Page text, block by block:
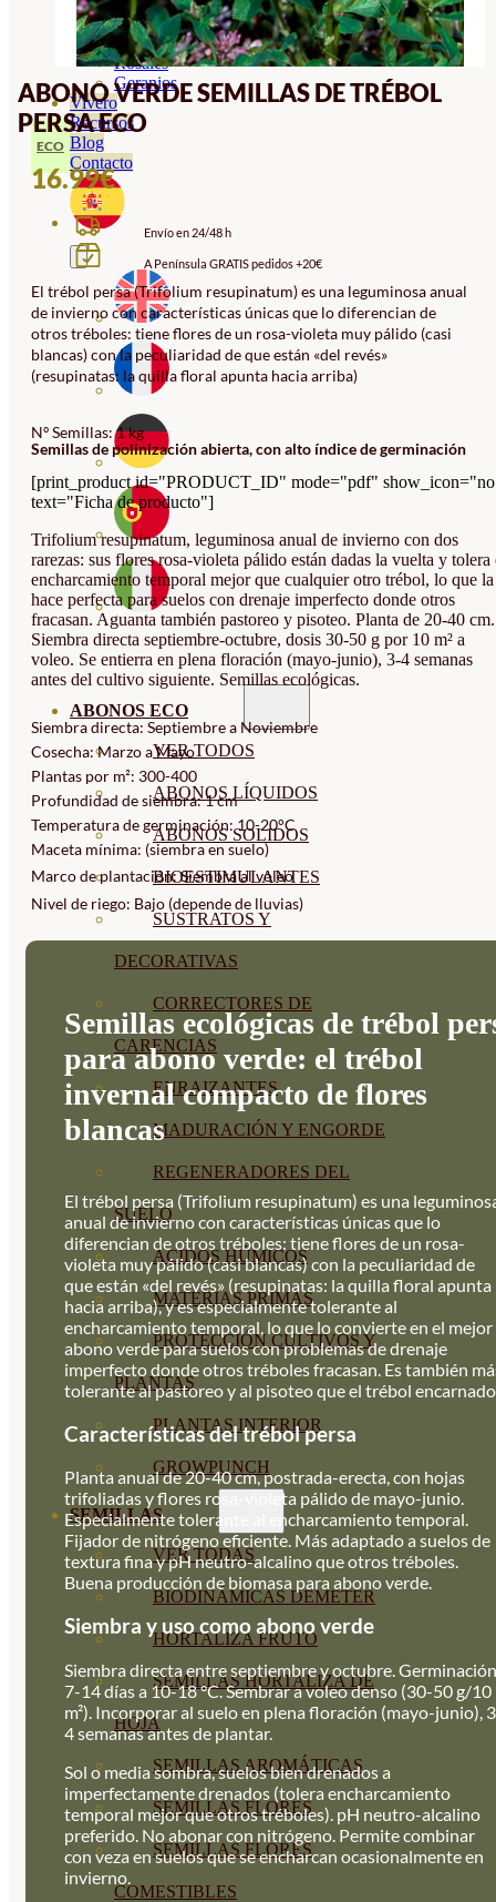
Ornamentales
Hortensias
Rosales
Geranios
Vivero
Recursos
Blog
Contacto
ABONOS ECO
VER TODOS
ABONOS LÍQUIDOS
ABONOS SOLIDOS
BIOESTIMULANTES
SUSTRATOS Y
DECORATIVAS
CORRECTORES DE
CARENCIAS
ENRAIZANTES
MADURACIÓN Y ENGORDE
REGENERADORES DEL
SUELO
ÁCIDOS HÚMICOS
MATERIAS PRIMAS
PROTECCIÓN CULTIVOS Y
PLANTAS
PLANTAS INTERIOR
GROWPUNCH
SEMILLAS
VER TODAS
BIODINÁMICAS DEMETER
HORTALIZA FRUTO
SEMILLAS HORTALIZA DE
HOJA
SEMILLAS AROMÁTICAS
SEMILLAS FLORES
SEMILLAS FLORES
COMESTIBLES
ABONO VERDE SEMILLAS DE TRÉBOL
PERSA ECO
ECO
16.99€
Envío en 24/48 h
A Península GRATIS pedidos +20€
El trébol persa (Trifolium resupinatum) es una leguminosa anual
de invierno con características únicas que lo diferencian de
otros tréboles: tiene flores de un rosa-violeta muy pálido (casi
blancas) con la peculiaridad de que están «del revés»
(resupinatas: la quilla floral apunta hacia arriba)
Nº Semillas: 1 kg
Semillas de polinización abierta, con alto índice de germinación
[print_product id="PRODUCT_ID" mode="pdf"
text="Ficha de producto"]
Trifolium resupinatum, leguminosa anual de invierno con dos
rarezas: sus flores rosa-violeta pálido están dadas la vuelta y tolera
encharcamiento temporal mejor que cualquier otro trébol, lo que la
hace perfecta para suelos con drenaje imperfecto donde otros
fracasan. Aguanta también pastoreo y pisoteo. Planta de 20-40 cm.
Siembra directa septiembre-octubre, dosis 30-50 g por 10 m² a
voleo. Se entierra en plena floración (mayo-junio), 3-4 semanas
antes del cultivo siguiente. Semillas ecológicas.
Siembra directa: Septiembre a Noviembre
Cosecha: Marzo a Mayo
Plantas por m²: 300-400
Profundidad de siembra: 1 cm
Temperatura de germinación: 10-20°C
Maceta mínima: (siembra en suelo)
Marco de plantación: Siembra al voleo
Nivel de riego: Bajo (depende de lluvias)
Semillas ecológicas de trébol
para abono verde: el trébol
invernal compacto de flores
blancas
El trébol persa (Trifolium resupinatum) es una
anual de invierno con características únicas que lo
diferencian de otros tréboles: tiene flores de un rosa-
violeta muy pálido (casi blancas) con la peculiaridad de
que están «del revés» (resupinatas: la quilla floral apunta
hacia arriba), y es especialmente tolerante al
encharcamiento temporal, lo que lo convierte en el mejor
abono verde para suelos con problemas de drenaje
imperfecto donde otros tréboles fracasan. Es también
tolerante al pastoreo y al pisoteo que el trébol
Características del trébol persa
Planta anual de 20-40 cm, postrada-erecta, con hojas
trifoliadas y flores rosa-violeta pálido de mayo-junio.
Especialmente tolerante al encharcamiento temporal.
Fijador de nitrógeno eficiente. Más adaptado a suelos de
textura fina y pH neutro-alcalino que otros tréboles.
Buena producción de biomasa para abono verde.
Siembra y uso como abono verde
Siembra directa entre septiembre y octubre.
7-14 días a 10-18 °C. Sembrar a voleo denso (30-50 g/10
m²). Incorporar al suelo en plena floración (mayo-junio),
4 semanas antes de plantar.
Sol o media sombra, suelos bien drenados a
imperfectamente drenados (tolera encharcamiento
temporal mejor que otros tréboles). pH neutro-alcalino
preferido. No abonar con nitrógeno. Permite combinar
con veza en suelos que se encharcan ocasionalmente en
invierno.